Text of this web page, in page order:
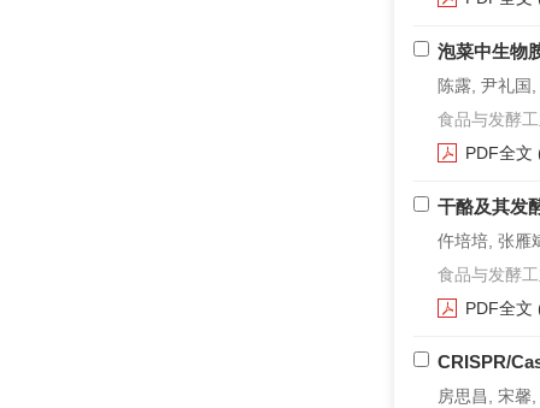
泡菜中生物
陈露, 尹礼国
食品与发酵
PDF全文
干酪及其发
仵培培, 张雁
食品与发酵
PDF全文
CRISPR/
房思昌, 宋馨